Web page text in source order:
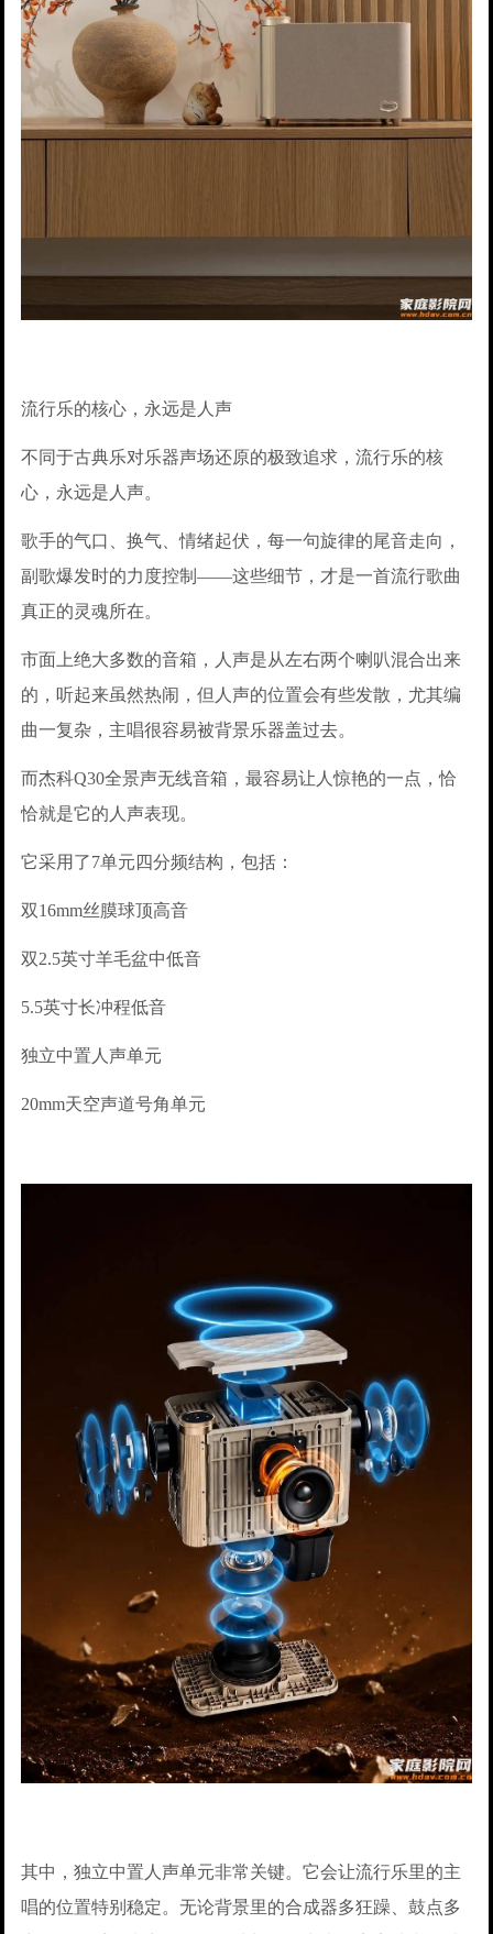
流行乐的核心，永远是人声
不同于古典乐对乐器声场还原的极致追求，流行乐的核
心，永远是人声。
歌手的气口、换气、情绪起伏，每一句旋律的尾音走向，
副歌爆发时的力度控制——这些细节，才是一首流行歌曲
真正的灵魂所在。
市面上绝大多数的音箱，人声是从左右两个喇叭混合出来
的，听起来虽然热闹，但人声的位置会有些发散，尤其编
曲一复杂，主唱很容易被背景乐器盖过去。
而杰科Q30全景声无线音箱，最容易让人惊艳的一点，恰
恰就是它的人声表现。
它采用了7单元四分频结构，包括：
双16mm丝膜球顶高音
双2.5英寸羊毛盆中低音
5.5英寸长冲程低音
独立中置人声单元
20mm天空声道号角单元
其中，独立中置人声单元非常关键。它会让流行乐里的主
唱的位置特别稳定。无论背景里的合成器多狂躁、鼓点多